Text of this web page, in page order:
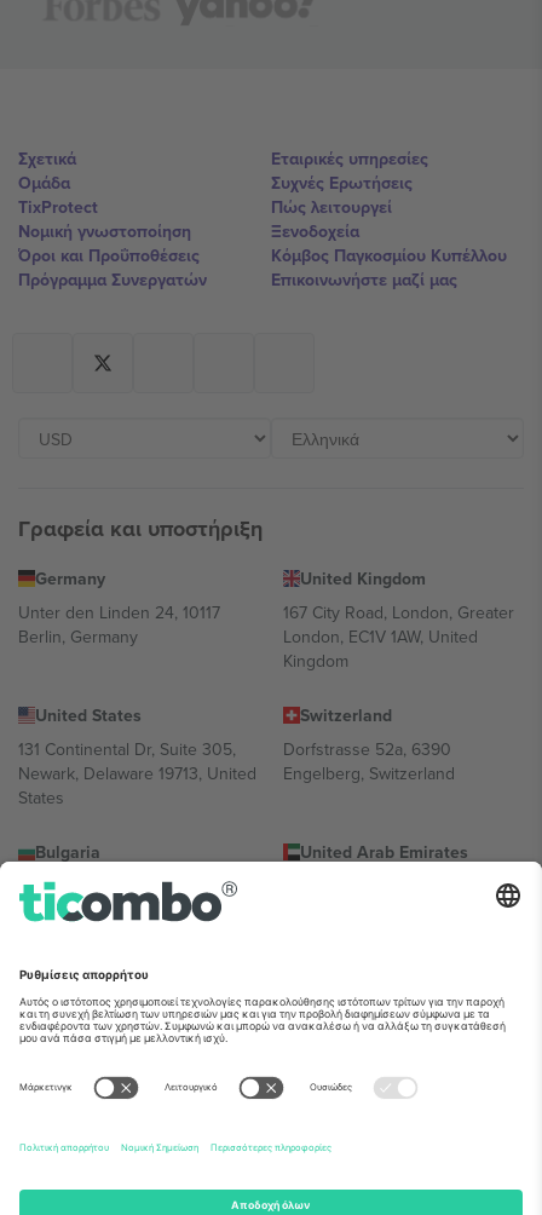
Σχετικά
Ομάδα
TixProtect
Νομική γνωστοποίηση
Όροι και Προΰποθέσεις
Πρόγραμμα Συνεργατών
Εταιρικές υπηρεσίες
Συχνές Ερωτήσεις
Πώς λειτουργεί
Ξενοδοχεία
Κόμβος Παγκοσμίου Κυπέλλου
Επικοινωνήστε μαζί μας
Γραφεία και υποστήριξη
Germany
Unter den Linden 24, 10117
Berlin, Germany
United Kingdom
167 City Road, London, Greater
London, EC1V 1AW, United
Kingdom
United States
131 Continental Dr, Suite 305,
Newark, Delaware 19713, United
States
Switzerland
Dorfstrasse 52a, 6390
Engelberg, Switzerland
Bulgaria
Regus Sofia City West, bul
Totleben 53-55, 1606 Sofia,
United Arab Emirates
UAE Dubai Silicon Oasis, DDP
Building A1, Office 302, Dubai,
Mexico
Av Chapultepec 360, Roma
Norte, Cuauhtémoc, 06700
Ciudad de México, CDMX,
Mexico
Η νομική οντότητα του παρόχου πλατφόρμας ενδέχεται να
τομέα. Για λεπτομέρειες ανατρέξτε στη σελίδα της συγκεκριμένης